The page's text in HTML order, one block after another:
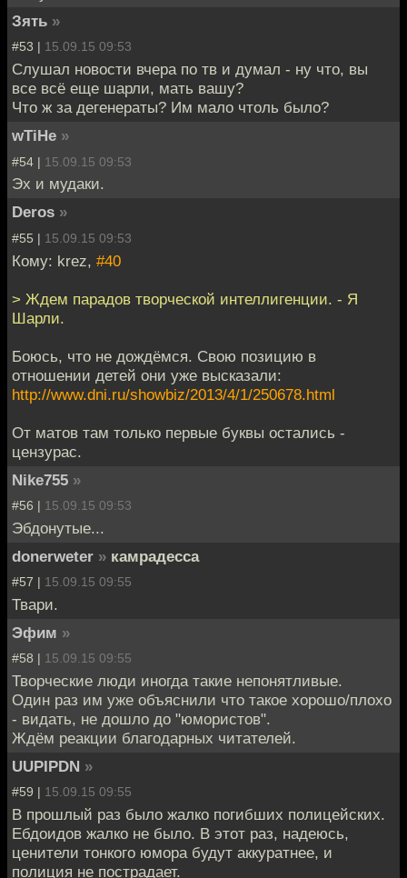
Зять »
#53 | 15.09.15 09:53
Слушал новости вчера по тв и думал - ну что, вы
все всё еще шарли, мать вашу?
Что ж за дегенераты? Им мало чтоль было?
wTiHe »
#54 | 15.09.15 09:53
Эх и мудаки.
Deros »
#55 | 15.09.15 09:53
Кому: krez, #40
> Ждем парадов творческой интеллигенции. - Я
Шарли.
Боюсь, что не дождёмся. Свою позицию в
отношении детей они уже высказали:
http://www.dni.ru/showbiz/2013/4/1/250678.html
От матов там только первые буквы остались -
цензурас.
Nike755 »
#56 | 15.09.15 09:53
Эбдонутые...
donerweter » камрадесса
#57 | 15.09.15 09:55
Твари.
Эфим »
#58 | 15.09.15 09:55
Творческие люди иногда такие непонятливые.
Один раз им уже объяснили что такое хорошо/плохо
- видать, не дошло до "юмористов".
Ждём реакции благодарных читателей.
UUPIPDN »
#59 | 15.09.15 09:55
В прошлый раз было жалко погибших полицейских.
Ебдоидов жалко не было. В этот раз, надеюсь,
ценители тонкого юмора будут аккуратнее, и
полиция не пострадает.